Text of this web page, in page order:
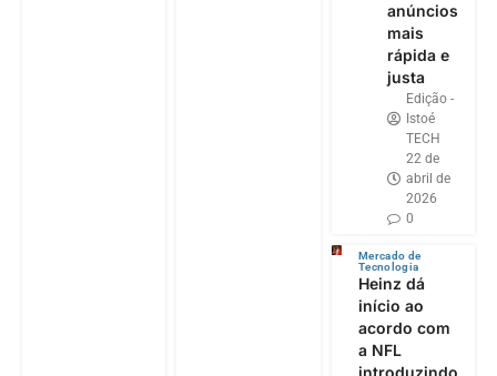
anúncios
mais
rápida e
justa
Edição -
Istoé
TECH
22 de
abril de
2026
0
Mercado de
Tecnologia
Heinz dá
início ao
acordo com
a NFL